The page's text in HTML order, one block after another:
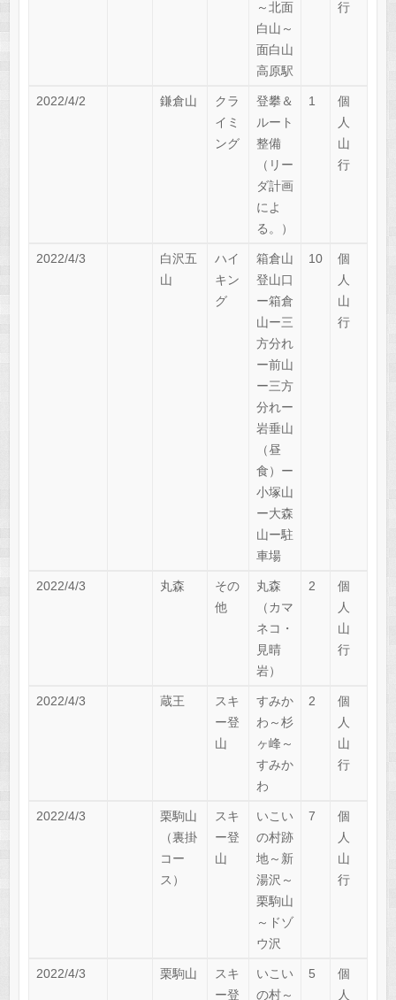
～北面
白山～
面白山
高原駅
行
2022/4/2 鎌倉山
クラ
イミ
ング
登攀＆
ルート
整備
（リー
ダ計画
によ
る。）
1
個
人
山
行
2022/4/3
白沢五
山
ハイ
キン
グ
箱倉山
登山口
ー箱倉
山ー三
方分れ
ー前山
ー三方
分れー
岩垂山
（昼
食）ー
小塚山
ー大森
山ー駐
車場
10
個
人
山
行
2022/4/3 丸森
その
他
丸森
（カマ
ネコ・
見晴
岩）
2
個
人
山
行
2022/4/3 蔵王
スキ
ー登
山
すみか
わ～杉
ヶ峰～
すみか
わ
2
個
人
山
行
2022/4/3
栗駒山
（裏掛
コー
ス）
スキ
ー登
山
いこい
の村跡
地～新
湯沢～
栗駒山
～ドゾ
ウ沢
7
個
人
山
行
2022/4/3 栗駒山
スキ
ー登
いこい
の村～
5
個
人